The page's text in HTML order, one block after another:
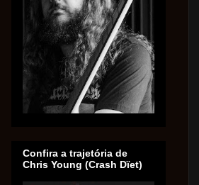
Confira a trajetória de
Chris Young (Crash Dïet)